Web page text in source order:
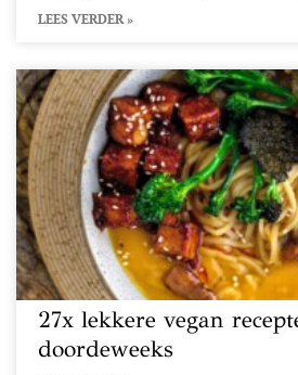
LEES VERDER »
27x lekkere vegan
doordeweeks